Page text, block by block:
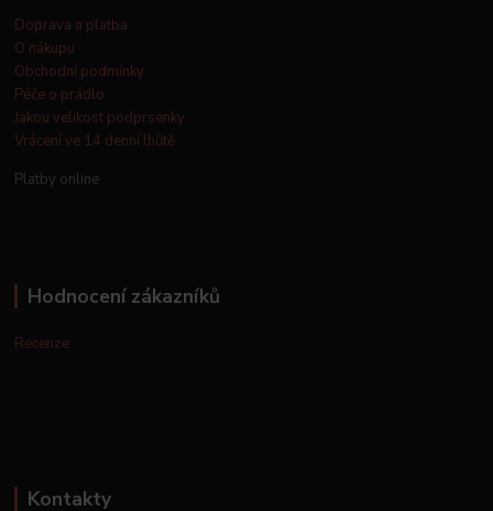
Doprava a platba
O nákupu
Obchodní podmínky
Péče o prádlo
Jakou velikost podprsenky
Vrácení ve 14 denní lhůtě
Platby online
Hodnocení zákazníků
Recenze
Kontakty